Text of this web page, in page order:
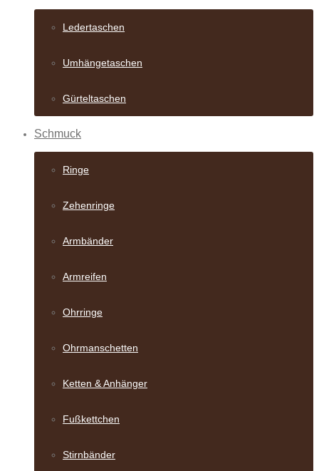
Ledertaschen
Umhängetaschen
Gürteltaschen
Schmuck
Ringe
Zehenringe
Armbänder
Armreifen
Ohrringe
Ohrmanschetten
Ketten & Anhänger
Fußkettchen
Stirnbänder